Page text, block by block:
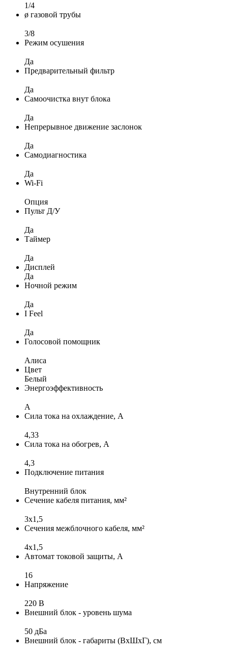
1/4
ø газовой трубы
3/8
Режим осушения
Да
Предварительный фильтр
Да
Самоочистка внут блока
Да
Непрерывное движение заслонок
Да
Самодиагностика
Да
Wi-Fi
Опция
Пульт Д/У
Да
Таймер
Да
Дисплей
Да
Ночной режим
Да
I Feel
Да
Голосовой помощник
Алиса
Цвет
Белый
Энергоэффективность
A
Сила тока на охлаждение, А
4,33
Сила тока на обогрев, А
4,3
Подключение питания
Внутренний блок
Сечение кабеля питания, мм²
3x1,5
Сечения межблочного кабеля, мм²
4х1,5
Автомат токовой защиты, А
16
Напряжение
220 В
Внешний блок - уровень шума
50 дБа
Внешний блок - габариты (ВхШхГ), см